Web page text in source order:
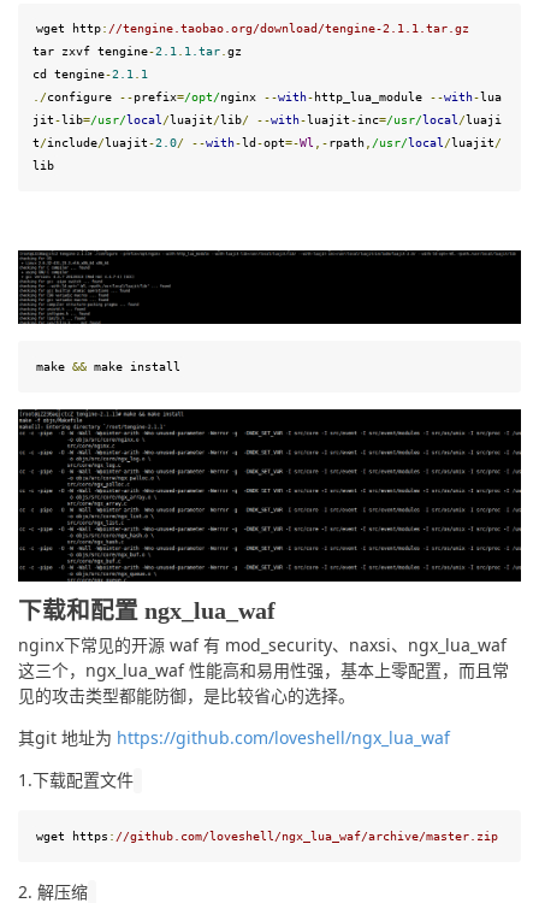
wget http: //tengine.taobao.org/download/tengine-2.1. 1.tar.gz
tar zxvf tengine-2.1. 1.tar.gz
cd tengine-2.1. 1
. /configure --prefix=/opt/nginx --with-http_lua_module --with- lua
jit- lib=/usr/ local/ luajit/ lib/ --with- luajit-inc=/usr/ local/ luaji
t/include/ luajit-2.0/ --with- ld-opt=-Wl ,-rpath, /usr/ local/ luajit/
lib
make && make install
下载和配置 ngx_lua_waf
nginx下常见的开源 waf 有 mod_security、naxsi、ngx_lua_waf
这三个，ngx_lua_waf 性能高和易用性强，基本上零配置，而且常
见的攻击类型都能防御，是比较省心的选择。
其git 地址为 https://github.com/loveshell/ngx_lua_waf
1.下载配置文件
wget https : //github.com/loveshell /ngx_lua_waf/archive/master.zip
2. 解压缩